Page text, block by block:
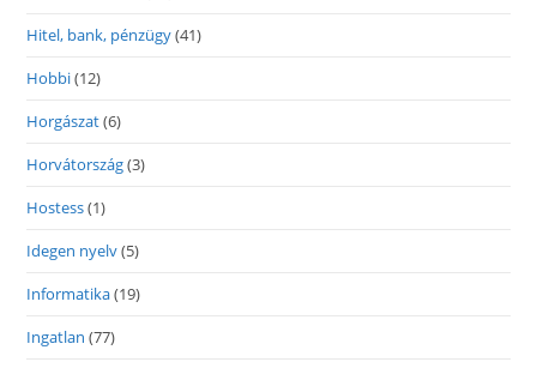
Hitel, bank, pénzügy(41)
Hobbi(12)
Horgászat(6)
Horvátország(3)
Hostess(1)
Idegen nyelv(5)
Informatika(19)
Ingatlan (77)